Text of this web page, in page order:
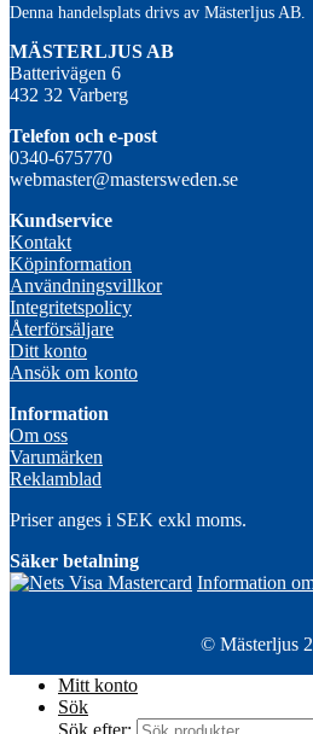
Denna handelsplats drivs av Mästerljus AB.
MÄSTERLJUS AB
Batterivägen 6
432 32 Varberg
Telefon och e-post
0340-675770
webmaster@mastersweden.se
Kundservice
Kontakt
Köpinformation
Användningsvillkor
Integritetspolicy
Återförsäljare
Ditt konto
Ansök om konto
Information
Om oss
Varumärken
Reklamblad
Priser anges i SEK exkl moms.
Säker betalning
Information
© Mästerljus
Mitt konto
Sök
Sök efter: